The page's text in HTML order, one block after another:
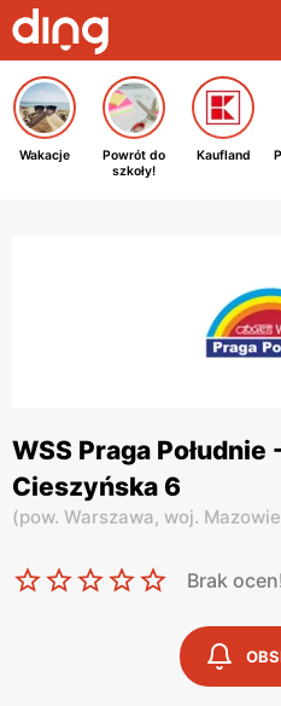
Wakacje
Powrót do
szkoły!
Kaufland
WSS Praga Południe
Cieszyńska 6
(pow. Warszawa, woj.
Brak